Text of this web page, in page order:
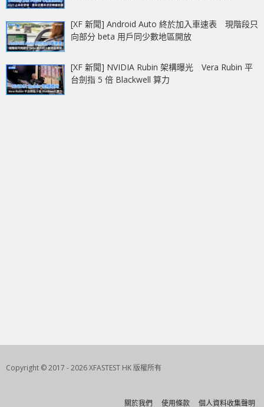
[XF 新聞] Android Auto 終於加入車速表 現階段只
向部分 beta 用戶同少數地區開放
[XF 新聞] NVIDIA Rubin 架構曝光 Vera Rubin 平
台劍指 5 倍 Blackwell 算力
Copyright © 2017 - 2026 XFASTEST HK 版權所有
關於我們 使用條款 個人資料收集聲明